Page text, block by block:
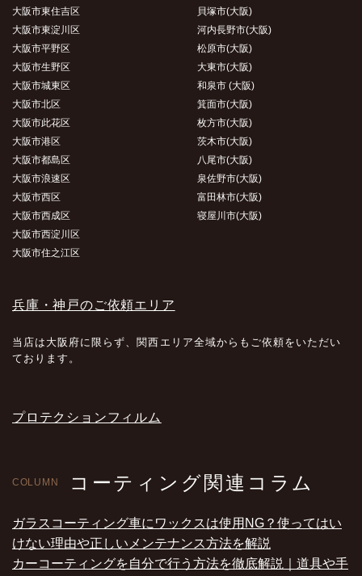
大阪市東住吉区
大阪市東淀川区
大阪市平野区
大阪市生野区
大阪市城東区
大阪市北区
大阪市此花区
大阪市港区
大阪市都島区
大阪市浪速区
大阪市西区
大阪市西成区
大阪市西淀川区
大阪市住之江区
貝塚市(大阪)
河内長野市(大阪)
松原市(大阪)
大東市(大阪)
和泉市 (大阪)
箕面市(大阪)
枚方市(大阪)
茨木市(大阪)
八尾市(大阪)
泉佐野市(大阪)
富田林市(大阪)
寝屋川市(大阪)
兵庫・神戸のご依頼エリア
当店は大阪府に限らず、関西エリア全域からもご依頼をいただい
ております。
プロテクションフィルム
COLUMN コーティング関連コラム
ガラスコーティング車にワックスは使用NG？使ってはい
けない理由や正しいメンテナンス方法を解説
カーコーティングを自分で行う方法を徹底解説｜道具や手